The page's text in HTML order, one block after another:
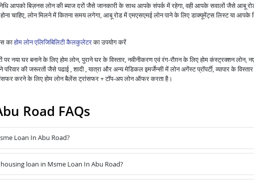
आपको बिज़नस लोन की ब्याज दरों जैसे जानकारी के साथ आपके संपर्क में रहेगा, वही आपके सवालों जैसे आबू
चाहिए, लोन मिलने में कितना समय लगेगा, आबू रोड में एमएसएमई लोन पाने के लिए डाक्यूमेंट्स लिस्ट या
काहोम लोन एलिजिबिलिटी कैलकुलेटरका उपयोग करें
पर नया घर बनाने के लिए होम लोन, पुराने घर के विस्तार, नवीनीकरण एवं रंग-रौग़न के लिए होम कंस्ट्रक्शन लोन,
की जरूरतों जैसे पढाई , शादी , यात्रा और अन्य मेडिकल इमर्जेन्सी में लोन अगेंस्ट प्रॉपर्टी, व्यापार के
करने के लिए होम लोन बैलेंस ट्रांसफर + टॉप-अप लोन ऑफर करता है।
Road FAQs
Loan In Abu Road?
loan in Msme Loan In Abu Road?